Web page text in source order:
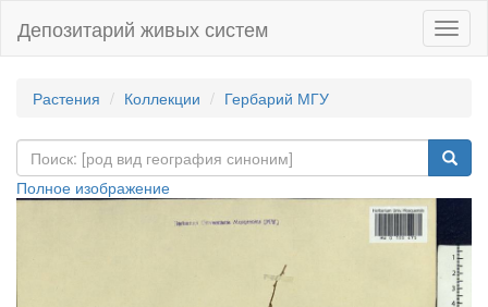
Депозитарий живых систем
Растения Коллекции Гербарий МГУ
Полное изображение